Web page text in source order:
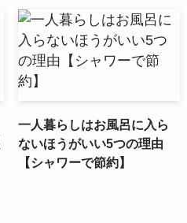
一人暮らしはお風呂に入ら
ないほうがいい5つの理由
【シャワーで節約】